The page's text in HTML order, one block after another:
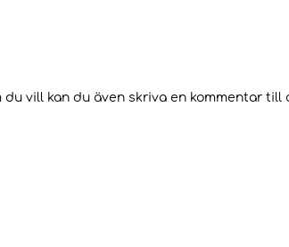
du vill kan du även skriva en kommentar